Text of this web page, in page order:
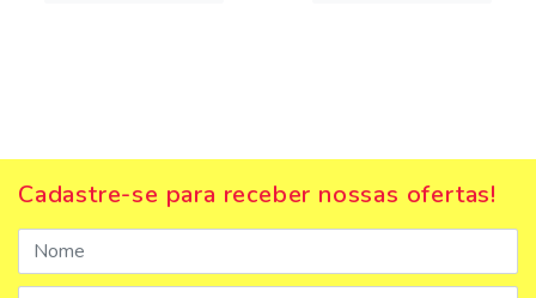
Cadastre-se para receber nossas ofertas!